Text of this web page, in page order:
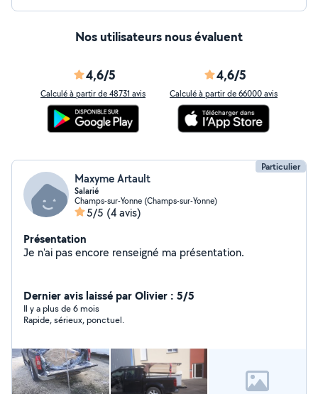
Nos utilisateurs nous évaluent
4,6/5
Calculé à partir de 48731 avis
4,6/5
Calculé à partir de 66000 avis
Particulier
Maxyme Artault
Salarié
Champs-sur-Yonne (Champs-sur-Yonne)
5/5 (4 avis)
Présentation
Je n'ai pas encore renseigné ma présentation.
Dernier avis laissé par Olivier : 5/5
Il y a plus de 6 mois
Rapide, sérieux, ponctuel.